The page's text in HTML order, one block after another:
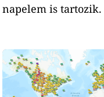
napelem is tartozik.